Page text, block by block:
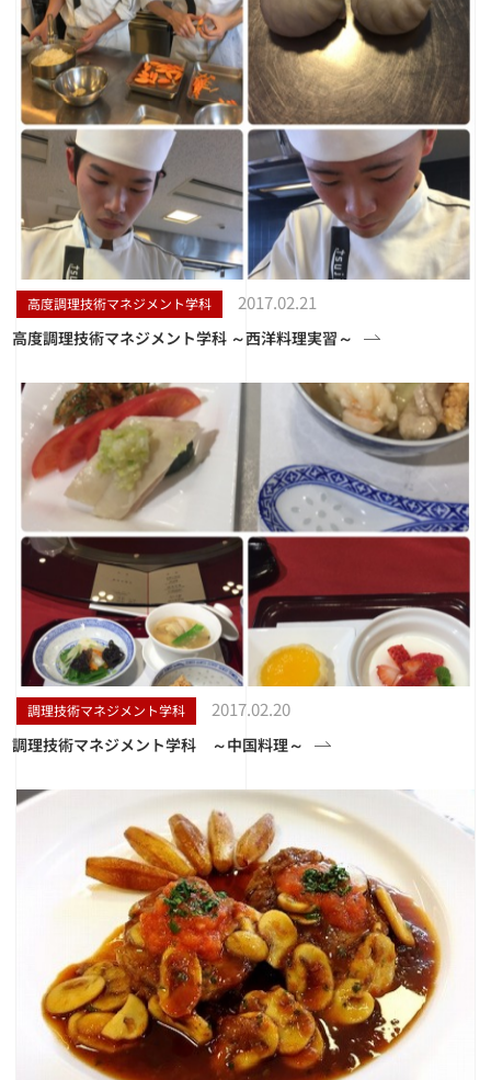
高度調理技術マネジメント学科 2017.02.21
高度調理技術マネジメント学科 ～西洋料理実習～
調理技術マネジメント学科 2017.02.20
調理技術マネジメント学科 ～中国料理～